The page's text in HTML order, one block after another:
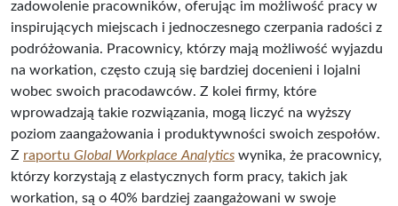
zadowolenie pracowników, oferując im możliwość pracy w
inspirujących miejscach i jednoczesnego czerpania radości z
podróżowania. Pracownicy, którzy mają możliwość wyjazdu
na workation, często czują się bardziej docenieni i lojalni
wobec swoich pracodawców. Z kolei firmy, które
wprowadzają takie rozwiązania, mogą liczyć na wyższy
poziom zaangażowania i produktywności swoich zespołów.
Z raportu Global Workplace Analytics wynika, że pracownicy,
którzy korzystają z elastycznych form pracy, takich jak
workation, są o 40% bardziej zaangażowani w swoje